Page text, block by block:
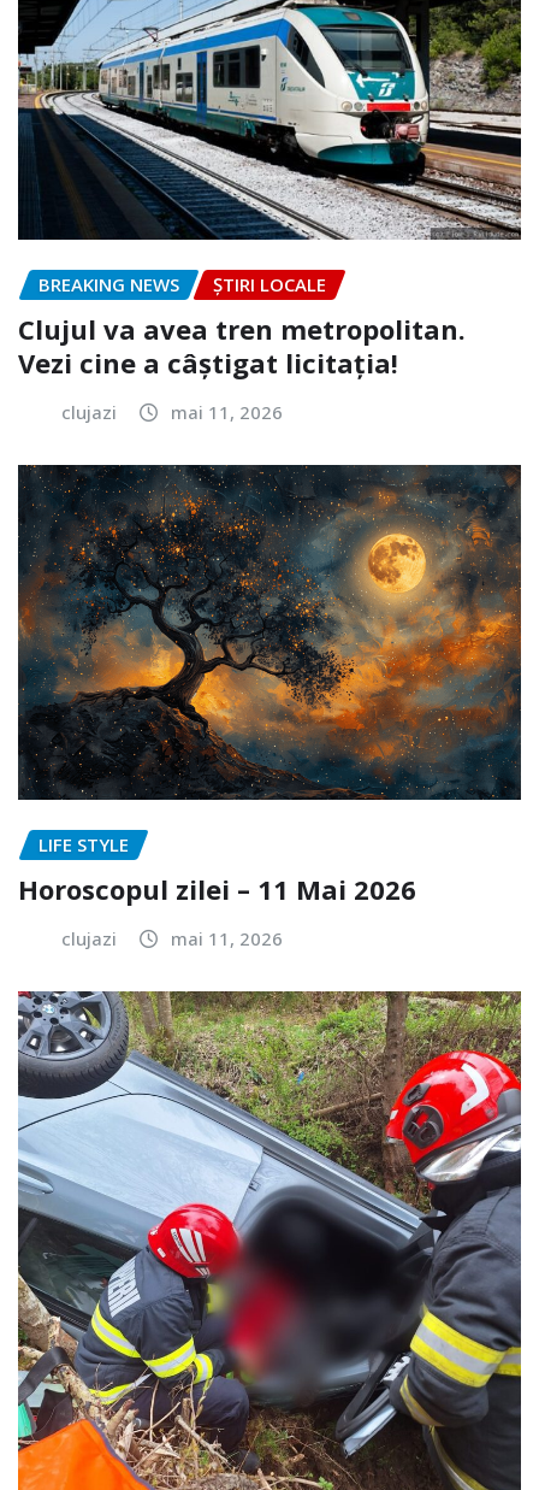
BREAKING NEWS ȘTIRI LOCALE
Clujul va avea tren metropolitan.
Vezi cine a câștigat licitația!
clujazi mai 11, 2026
LIFE STYLE
Horoscopul zilei – 11 Mai 2026
clujazi mai 11, 2026